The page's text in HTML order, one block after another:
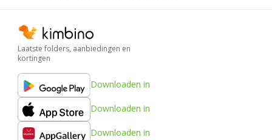
Laatste folders, aanbiedingen en
kortingen
Downloaden in
Downloaden in
Downloaden in